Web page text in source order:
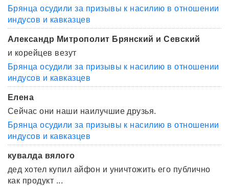
Брянца осудили за призывы к насилию в отношении
индусов и кавказцев
Александр Митрополит Брянский и Севский
и корейцев везут
Брянца осудили за призывы к насилию в отношении
индусов и кавказцев
Елена
Сейчас они наши наилучшие друзья.
Брянца осудили за призывы к насилию в отношении
индусов и кавказцев
кувалда вялого
дед хотел купил айфон и уничтожить его публично
как продукт ...